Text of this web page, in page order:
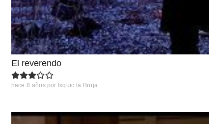
El reverendo
hace 8 años por Ixquic la Bruja